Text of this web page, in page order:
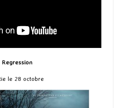
Regression
le 28 octobre